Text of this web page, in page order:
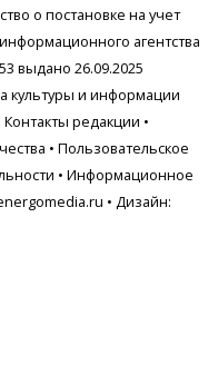
о постановке на учет
агентства
выдано 26.09.2025
культуры и информации
Контакты редакции •
• Пользовательское
• Информационное
• Дизайн: